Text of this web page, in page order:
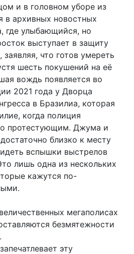
и в головном уборе из
в архивных новостных
где улыбающийся, но
выступает в защиту
что готов умереть
шесть покушений на её
вождь появляется во
2021 года у Дворца
в Бразилиа, которая
когда полиция
протестующим. Джума и
близко к месту
вспышки выстрелов
лишь одна из нескольких
кажутся по-
мегаполисах
безмятежности
эту